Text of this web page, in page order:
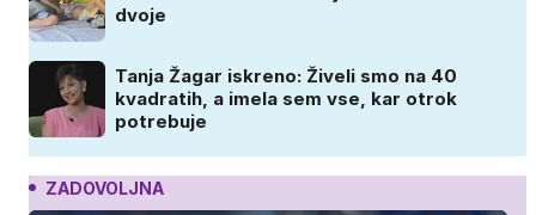
dvoje
Tanja Žagar iskreno: Živeli smo na 40
kvadratih, a imela sem vse, kar otrok
potrebuje
ZADOVOLJNA